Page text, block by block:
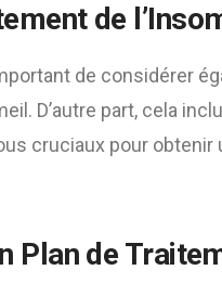
de
de considérer
D’autre part, cela
cruciaux pour obtenir
Plan de